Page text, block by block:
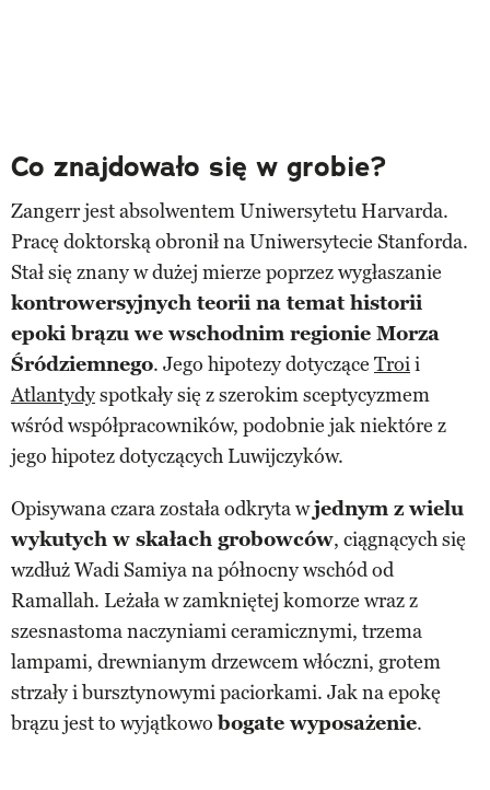
Co znajdowało się w grobie?
Zangerr jest absolwentem Uniwersytetu Harvarda.
Pracę doktorską obronił na Uniwersytecie Stanforda.
Stał się znany w dużej mierze poprzez wygłaszanie
kontrowersyjnych teorii na temat historii
epoki brązu we wschodnim regionie Morza
Śródziemnego. Jego hipotezy dotyczące Troii
Atlantydyspotkały się z szerokim sceptycyzmem
wśród współpracowników, podobnie jak niektóre z
jego hipotez dotyczących Luwijczyków.
Opisywana czara została odkryta wjednym z wielu
wykutych w skałach grobowców, ciągnących się
wzdłuż Wadi Samiya na północny wschód od
Ramallah. Leżała w zamkniętej komorze wraz z
szesnastoma naczyniami ceramicznymi, trzema
lampami, drewnianym drzewcem włóczni, grotem
strzały i bursztynowymi paciorkami. Jak na epokę
brązu jest to wyjątkowobogate wyposażenie.